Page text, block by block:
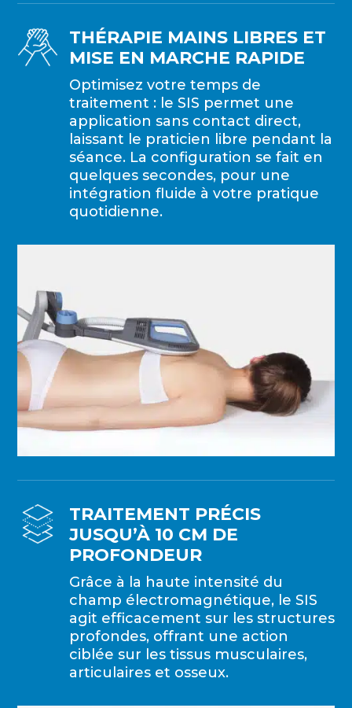
THÉRAPIE MAINS LIBRES ET
MISE EN MARCHE RAPIDE
Optimisez votre temps de
traitement : le SIS permet une
application sans contact direct,
laissant le praticien libre pendant la
séance. La configuration se fait en
quelques secondes, pour une
intégration fluide à votre pratique
quotidienne.
TRAITEMENT PRÉCIS
JUSQU’À 10 CM DE
PROFONDEUR
Grâce à la haute intensité du
champ électromagnétique, le SIS
agit efficacement sur les structures
profondes, offrant une action
ciblée sur les tissus musculaires,
articulaires et osseux.